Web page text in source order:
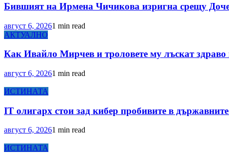
Бившият на Ирмена Чичикова изригна срещу
август 6, 20261 min read
АКТУАЛНО
Как Ивайло Мирчев и троловете му лъскат
август 6, 20261 min read
ИСТИНАТА
IT олигарх стои зад кибер пробивите в
август 6, 20261 min read
ИСТИНАТА